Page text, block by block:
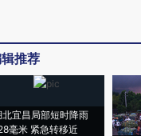
推荐
北宜昌局部短时降雨
毫米 紧急转移近